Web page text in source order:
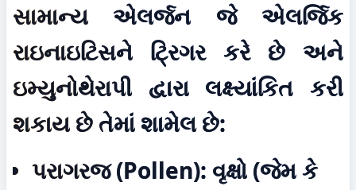
સામાન્ય એલર્જન જે એલર્જિક
રાઇનાઇટિસને ટ્રિગર કરે છે અને
ઇમ્યુનોથેરાપી દ્વારા લક્ષ્યાંકિત કરી
શકાય છે તેમાં શામેલ છે:
પરાગરજ (Pollen): વૃક્ષો (જેમ કે